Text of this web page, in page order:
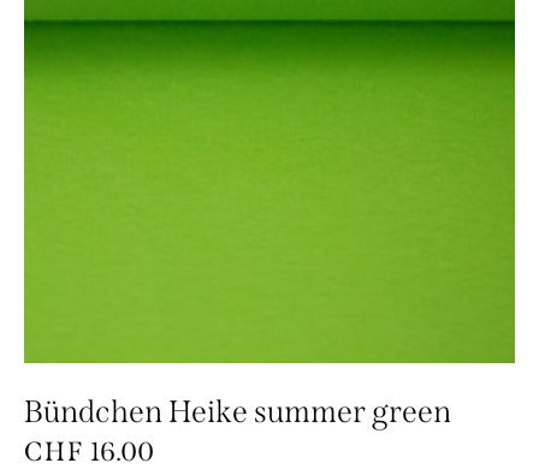
Bündchen Heike summer green
CHF 16.00